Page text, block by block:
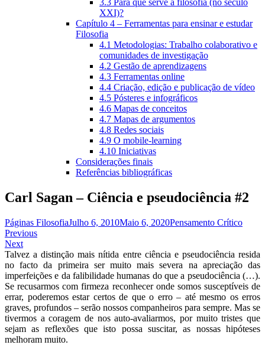
3.3 Para que serve a filosofia (no século
XXI)?
Capítulo 4 – Ferramentas para ensinar e estudar
Filosofia
4.1 Metodologias: Trabalho colaborativo e
comunidades de investigação
4.2 Gestão de aprendizagens
4.3 Ferramentas online
4.4 Criação, edição e publicação de vídeo
4.5 Pósteres e infográficos
4.6 Mapas de conceitos
4.7 Mapas de argumentos
4.8 Redes sociais
4.9 O mobile-learning
4.10 Iniciativas
Considerações finais
Referências bibliográficas
Carl Sagan – Ciência e pseudociência #2
Páginas FilosofiaJulho 6, 2010Maio 6, 2020Pensamento Crítico
Navegação
de
artigos
Previous
Next
Talvez a distinção mais nítida entre ciência e pseudociência resida
no facto da primeira ser muito mais severa na apreciação das
imperfeições e da falibilidade humanas do que a pseudociência (…).
Se recusarmos com firmeza reconhecer onde somos susceptíveis de
errar, poderemos estar certos de que o erro – até mesmo os erros
graves, profundos – serão nossos companheiros para sempre. Mas se
tivermos a coragem de nos auto-avaliarmos, por muito tristes que
sejam as reflexões que isto possa suscitar, as nossas hipóteses
melhoram muito.